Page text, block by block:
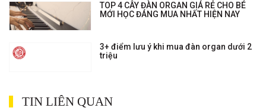
TOP 4 CÂY ĐÀN ORGAN GIÁ RẺ CHO BÉ
MỚI HỌC ĐÁNG MUA NHẤT HIỆN NAY
3+ điểm lưu ý khi mua đàn organ dưới 2
triệu
TIN LIÊN QUAN